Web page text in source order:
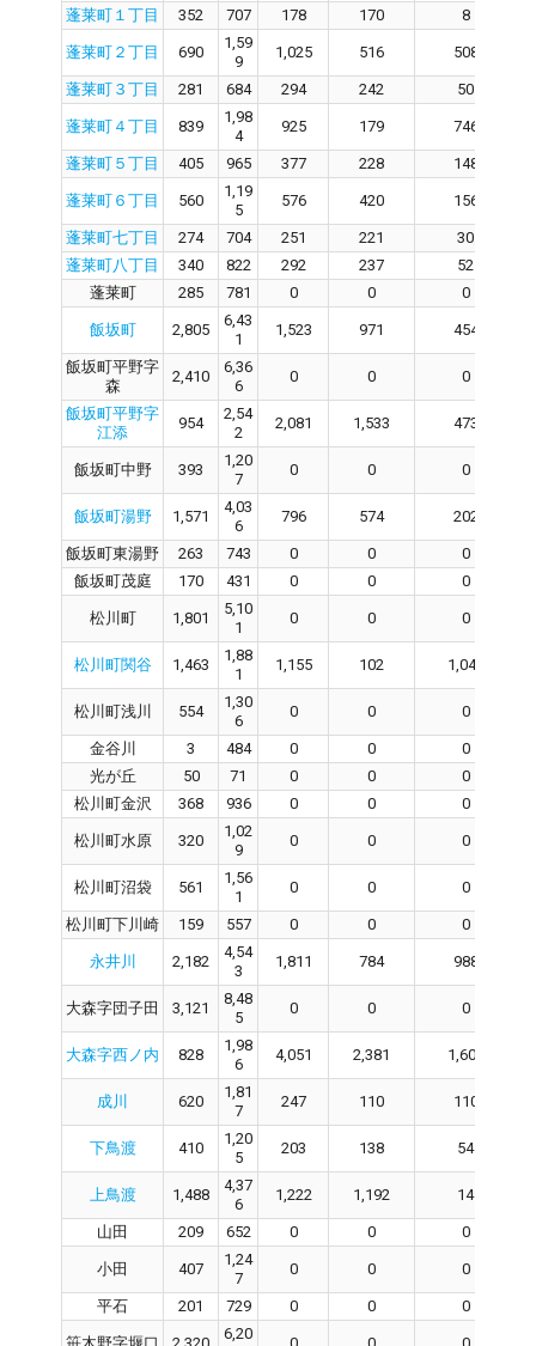
蓬莱町１丁目
352 707 178 170 8
蓬莱町２丁目 690
1,59
9
1,025 516 508
蓬莱町３丁目 281 684 294 242 50
蓬莱町４丁目 839
1,98
4
925 179 746
蓬莱町５丁目 405 965 377 228 148
蓬莱町６丁目 560
1,19
5
576 420 156
蓬莱町七丁目 274 704 251 221
30
蓬莱町八丁目
340 822 292 237
52
蓬莱町
285 781 0 0 0
飯坂町 2,805
6,43
1
1,523 971 454
飯坂町平野字
森
2,410
6,36
6
0 0 0
飯坂町平野字
江添
954
2,54
2
2,081 1,533 473
飯坂町中野 393
1,20
7
0 0 0
飯坂町湯野 1,571
4,03
6
796 574 202
飯坂町東湯野 263 743 0 0
0
飯坂町茂庭
170 431 0 0 0
松川町 1,801
5,10
1
0 0 0
松川町関谷 1,463
1,88
1
1,155 102 1,046
松川町浅川 554
1,30
6
0 0 0
金谷川 3 484 0 0
0
光が丘
50 71 0 0
0
松川町金沢
368 936 0 0 0
松川町水原 320
1,02
9
0 0 0
松川町沼袋 561
1,56
1
0 0 0
松川町下川崎 159 557 0 0 0
永井川 2,182
4,54
3
1,811 784 988
大森字団子田 3,121
8,48
5
0 0 0
大森字西ノ内 828
1,98
6
4,051 2,381 1,602
成川 620
1,81
7
247 110 110
下鳥渡 410
1,20
5
203 138 54
上鳥渡 1,488
4,37
6
1,222 1,192 14
山田 209 652 0 0 0
小田 407
1,24
7
0 0 0
平石 201 729 0 0 0
笹木野字堰口 2,320
6,20
0 0 0